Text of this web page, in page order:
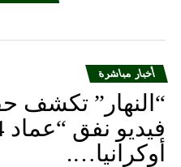
أخبار مباشرة
“النهار” تكشف
أوكرانيا….